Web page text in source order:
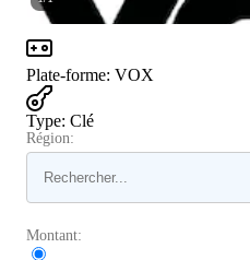
Plate-forme: VOX
Type: Clé
Région:
Montant: